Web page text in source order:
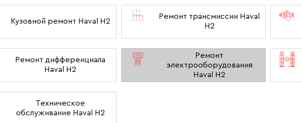
Кузовной ремонт Haval H2
Ремонт трансмиссии Haval
H2
Ремонт дифференциала
Haval H2
Ремонт
электрооборудования
Haval H2
Техническое
обслуживание Haval H2